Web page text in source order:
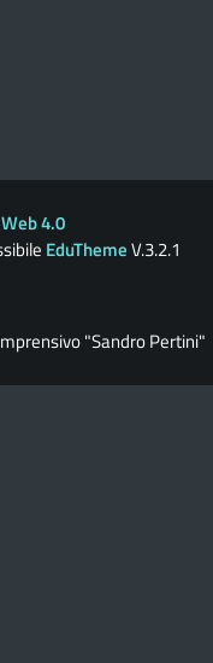
4.0
EduThemeV.3.2.1
"Sandro Pertini"